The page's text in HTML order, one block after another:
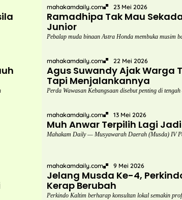
mahakamdaily.com 23 Mei 2026
Ramadhipa Tak Mau
Junior
Pebalap muda binaan Astra Honda membuka musim
mahakamdaily.com 22 Mei 2026
Agus Suwandy Ajak Warga
Tapi Menjalankannya
Perda Wawasan Kebangsaan disebut penting di
mahakamdaily.com 13 Mei 2026
Muh Anwar Terpilih Lagi
Mahakam Daily — Musyawarah Daerah (Musda) IV
mahakamdaily.com 9 Mei 2026
Jelang Musda Ke-4,
Kerap Berubah
Perkindo Kaltim berharap konsultan lokal semakin